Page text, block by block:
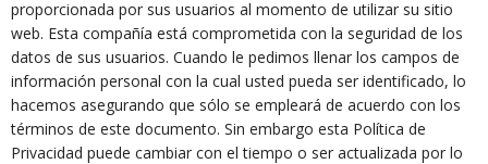
proporcionada por sus usuarios al momento de utilizar su sitio
web. Esta compañía está comprometida con la seguridad de los
datos de sus usuarios. Cuando le pedimos llenar los campos de
información personal con la cual usted pueda ser identificado, lo
hacemos asegurando que sólo se empleará de acuerdo con los
términos de este documento. Sin embargo esta Política de
Privacidad puede cambiar con el tiempo o ser actualizada por lo